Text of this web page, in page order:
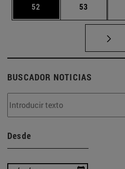
Página
52 Página
53
BUSCADOR NOTICIAS
Desde